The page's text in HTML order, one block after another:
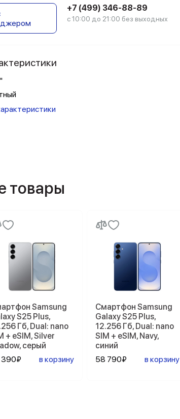
+7 (499) 346-88-89
с 10:00 до 21:00 без выходных
товары
Samsung
S25 Plus,
Гб, Dual: nano
+ eSIM, Silver
серый
390₽
в корзину
Смартфон Samsung
Galaxy S25 Plus,
12.256 Гб, Dual: nano
SIM + eSIM, Navy,
синий
58 790₽
в корзину